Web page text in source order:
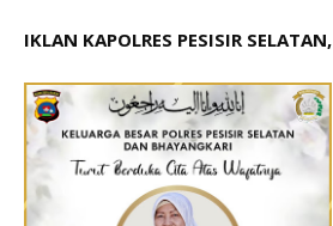
IKLAN KAPOLRES PESISIR SELATAN,